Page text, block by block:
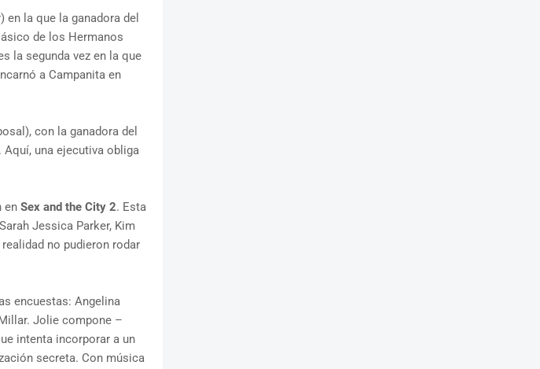
la que la ganadora del
de los Hermanos
la segunda vez en la que
a Campanita en
con la ganadora del
Aquí, una ejecutiva obliga
en Sex and the City 2. Esta
Jessica Parker, Kim
no pudieron rodar
encuestas: Angelina
Jolie compone –
intenta incorporar a un
secreta. Con música